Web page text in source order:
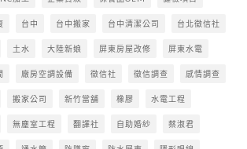
台中 台中搬家 台中清潔公司 台北徵信社
土水 大陸新娘 屏東房屋改修 屏東水電
廠房空調設備 徵信社 徵信調查 感情調查
搬家公司 新竹當舖 橡膠 水電工程
無塵室工程 翻譯社 自助婚紗 蔡淑君